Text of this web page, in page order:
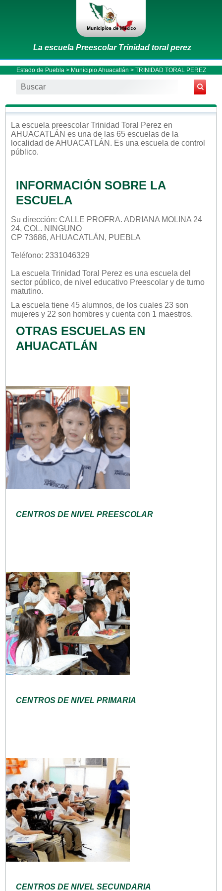
La escuela Preescolar Trinidad toral perez
Estado de Puebla > Municipio Ahuacatlán > TRINIDAD TORAL PEREZ
La escuela preescolar Trinidad Toral Perez en
AHUACATLÁN es una de las 65 escuelas de la
localidad deAHUACATLÁN . Es una escuela de control
público.
INFORMACIÓN SOBRE LA
ESCUELA
Su dirección: CALLE PROFRA. ADRIANA MOLINA 24
24, COL. NINGUNO
CP 73686, AHUACATLÁN, PUEBLA
Teléfono: 2331046329
La escuela Trinidad Toral Perez es una escuela del
sector público, de nivel educativo Preescolar y de turno
matutino.
La escuela tiene 45 alumnos, de los cuales 23 son
mujeres y 22 son hombres y cuenta con 1 maestros.
OTRAS ESCUELAS EN
AHUACATLÁN
CENTROS DE NIVEL PREESCOLAR
CENTROS DE NIVEL PRIMARIA
CENTROS DE NIVEL SECUNDARIA